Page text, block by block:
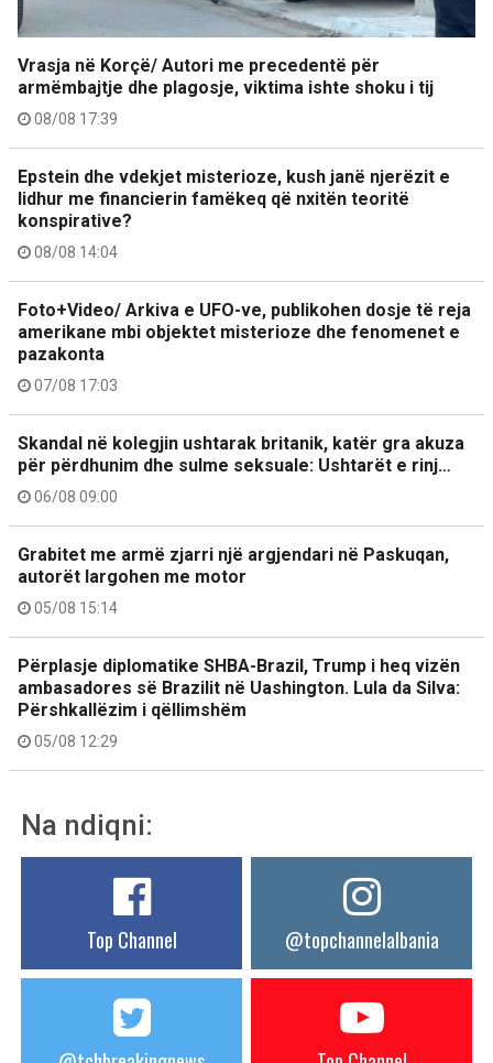
Vrasja në Korçë/ Autori me precedentë për
armëmbajtje dhe plagosje, viktima ishte shoku i tij
08/08 17:39
Epstein dhe vdekjet misterioze, kush janë njerëzit e
lidhur me financierin famëkeq që nxitën teoritë
konspirative?
08/08 14:04
Foto+Video/ Arkiva e UFO-ve, publikohen dosje të reja
amerikane mbi objektet misterioze dhe fenomenet e
pazakonta
07/08 17:03
Skandal në kolegjin ushtarak britanik, katër gra akuza
për përdhunim dhe sulme seksuale: Ushtarët e rinj…
06/08 09:00
Grabitet me armë zjarri një argjendari në Paskuqan,
autorët largohen me motor
05/08 15:14
Përplasje diplomatike SHBA-Brazil, Trump i heq vizën
ambasadores së Brazilit në Uashington. Lula da Silva:
Përshkallëzim i qëllimshëm
05/08 12:29
Na ndiqni:
Top Channel @topchannelalbania